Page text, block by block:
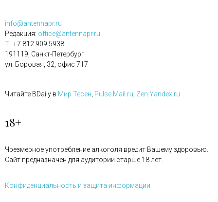
info@antennapr.ru
Редакция: office@antennapr.ru
T.: +7 812 909 5938
191119, Санкт-Петербург
ул. Боровая, 32, офис 717
Читайте BDaily в Мир Тесен Pulse.Mail.ru Zen.Yandex.ru
18+
Чрезмерное употребление алкоголя вредит Вашему здоровью.
Сайт предназначен для аудитории старше 18 лет.
Конфиденциальность и защита информации